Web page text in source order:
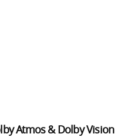
Atmos & Dolby Vision